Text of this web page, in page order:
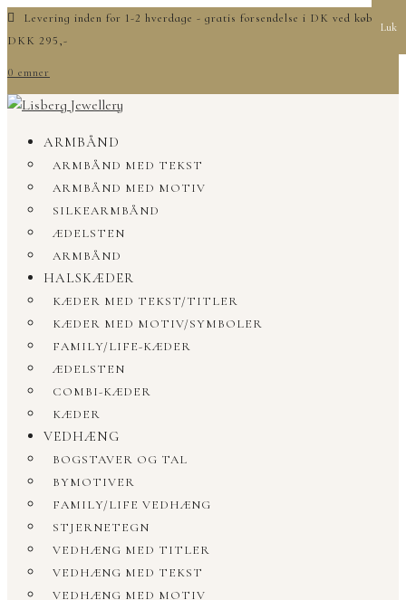
Levering inden for 1-2 hverdage - gratis forsendelse i DK ved køb over
DKK 295,-
0 emner
ARMBÅND
ARMBÅND MED TEKST
ARMBÅND MED MOTIV
SILKEARMBÅND
ÆDELSTEN
ARMBÅND
HALSKÆDER
KÆDER MED TEKST/TITLER
KÆDER MED MOTIV/SYMBOLER
FAMILY/LIFE-KÆDER
ÆDELSTEN
COMBI-KÆDER
KÆDER
VEDHÆNG
BOGSTAVER OG TAL
BYMOTIVER
FAMILY/LIFE VEDHÆNG
STJERNETEGN
VEDHÆNG MED TITLER
VEDHÆNG MED TEKST
VEDHÆNG MED MOTIV
Luk